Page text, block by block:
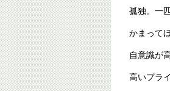
孤独。一
かまって
自意識が
高いプラ